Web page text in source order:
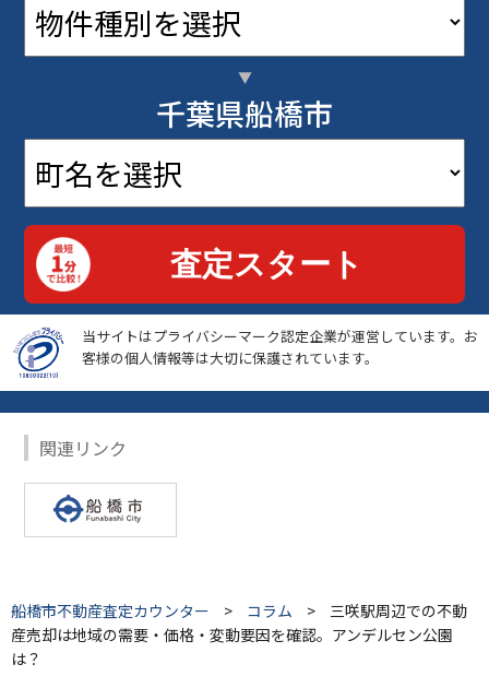
千葉県船橋市
当サイトはプライバシーマーク認定企業が運営しています。お
客様の個人情報等は大切に保護されています。
関連リンク
船橋市不動産査定カウンター > コラム >
三咲駅周辺での不動
産売却は地域の需要・価格・変動要因を確認。アンデルセン公園
は？